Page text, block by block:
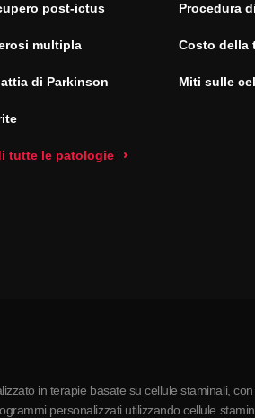
post-ictus
multipla
di Parkinson
tutte le patologie
Procedura
Costo della
Miti sulle
in terapie basate su cellule staminali,
personalizzati utilizzando cellule